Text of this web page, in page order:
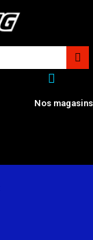
Nos magasins